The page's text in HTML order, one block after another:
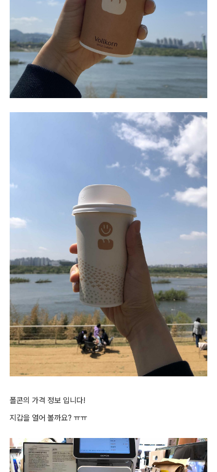
폴콘의 가격 정보 입니다!
지갑을 열어 볼까요? ㅠㅠ